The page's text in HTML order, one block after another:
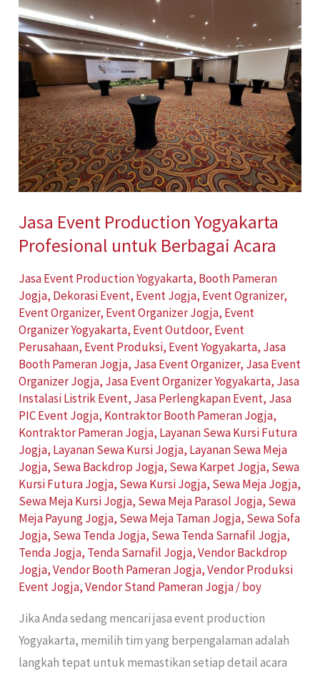
Jasa Event Production Yogyakarta
Profesional untuk Berbagai Acara
Jasa Event Production Yogyakarta, Booth Pameran
Jogja, Dekorasi Event, Event Jogja, Event Ogranizer,
Event Organizer, Event Organizer Jogja, Event
Organizer Yogyakarta, Event Outdoor, Event
Perusahaan, Event Produksi, Event Yogyakarta, Jasa
Booth Pameran Jogja, Jasa Event Organizer, Jasa Event
Organizer Jogja, Jasa Event Organizer Yogyakarta, Jasa
Instalasi Listrik Event, Jasa Perlengkapan Event, Jasa
PIC Event Jogja, Kontraktor Booth Pameran Jogja,
Kontraktor Pameran Jogja, Layanan Sewa Kursi Futura
Jogja, Layanan Sewa Kursi Jogja, Layanan Sewa Meja
Jogja, Sewa Backdrop Jogja, Sewa Karpet Jogja, Sewa
Kursi Futura Jogja, Sewa Kursi Jogja, Sewa Meja Jogja,
Sewa Meja Kursi Jogja, Sewa Meja Parasol Jogja, Sewa
Meja Payung Jogja, Sewa Meja Taman Jogja, Sewa Sofa
Jogja, Sewa Tenda Jogja, Sewa Tenda Sarnafil Jogja,
Tenda Jogja, Tenda Sarnafil Jogja,Vendor Backdrop
Jogja,Vendor Booth Pameran Jogja,Vendor Produksi
Event Jogja,Vendor Stand Pameran Jogja/boy
Jika Anda sedang mencari jasa event production
Yogyakarta, memilih tim yang berpengalaman adalah
langkah tepat untuk memastikan setiap detail acara
Event
Production
Yogyakarta
Profesional
untuk
Berbagai
Acara